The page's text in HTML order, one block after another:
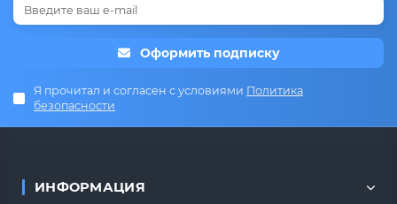
Оформить подписку
Я прочитал и согласен с условиями Политика
безопасности
ИНФОРМАЦИЯ